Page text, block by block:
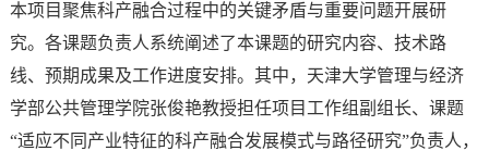
本项目聚焦科产融合过程中的关键矛盾与重要问题开展研
究。各课题负责人系统阐述了本课题的研究内容、技术路
线、预期成果及工作进度安排。其中，天津大学管理与经济
学部公共管理学院张俊艳教授担任项目工作组副组长、课题
“适应不同产业特征的科产融合发展模式与路径研究”负责人，